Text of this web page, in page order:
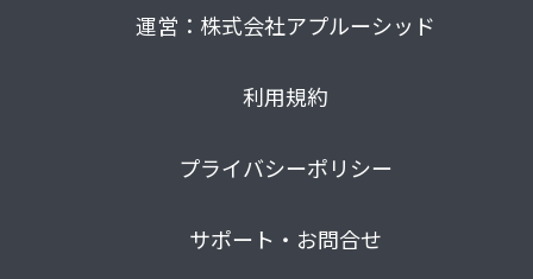
運営：株式会社アプルーシッド
利用規約
プライバシーポリシー
サポート・お問合せ